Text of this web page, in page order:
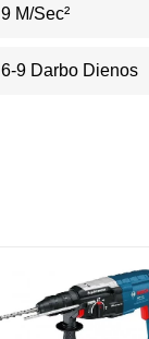
9 M/sec²
6-9 Darbo Dienos